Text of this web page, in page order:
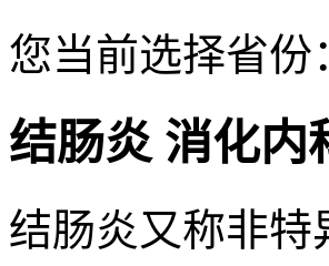
您当前选择省份
结肠炎 消化内
结肠炎又称非